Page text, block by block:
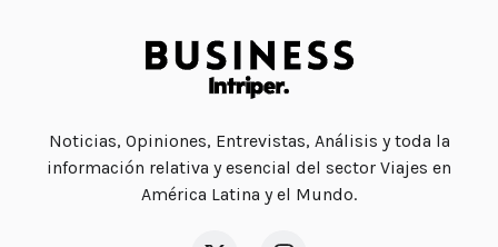
Noticias, Opiniones, Entrevistas, Análisis y toda la
información relativa y esencial del sector Viajes en
América Latina y el Mundo.